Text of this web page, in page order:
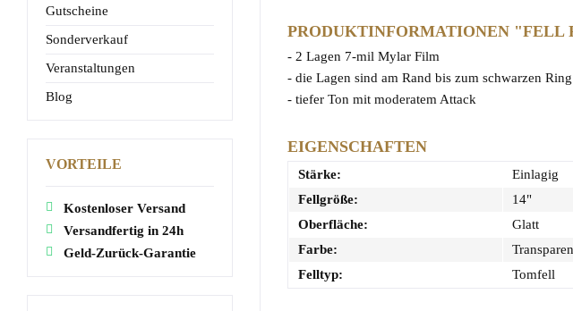
Gutscheine
Sonderverkauf
Veranstaltungen
Blog
VORTEILE
Kostenloser Versand
Versandfertig in 24h
Geld-Zurück-Garantie
PRODUKTINFORMATIONEN "FELL
- 2 Lagen 7-mil Mylar Film
- die Lagen sind am Rand bis zum schwarzen
- tiefer Ton mit moderatem Attack
EIGENSCHAFTEN
Stärke:
Einlagig
Fellgröße:
14"
Oberfläche:
Glatt
Farbe:
Felltyp:
Tomfell